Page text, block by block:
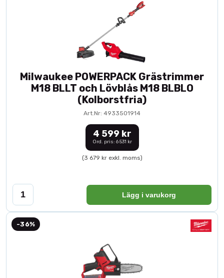
Milwaukee POWERPACK Grästrimmer
M18 BLLT och Lövblås M18 BLBLO
(Kolborstfria)
Art.Nr: 4933501914
4 599 kr
Ord. pris: 6 531 kr
(3 679 kr exkl. moms)
Lägg i varukorg
-36%